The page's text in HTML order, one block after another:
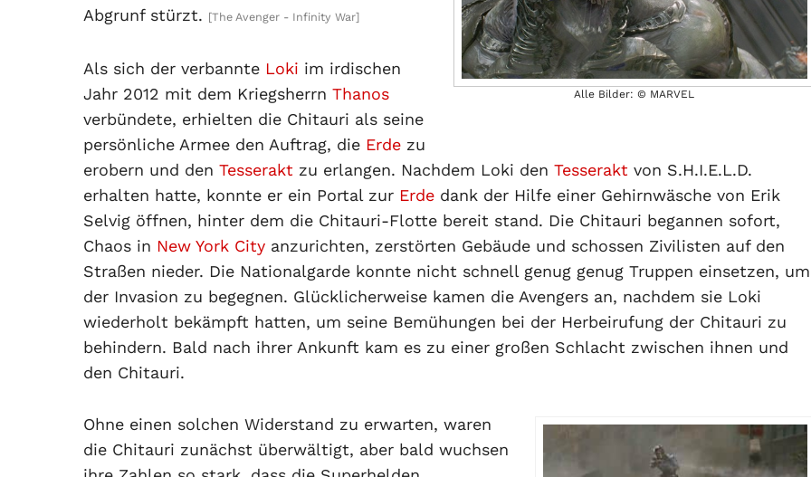
Alle Bilder: © MARVEL
Abgrunf stürzt. [The Avenger - Infinity War]
Als sich der verbannte Loki im irdischen
Jahr 2012 mit dem Kriegsherrn Thanos
verbündete, erhielten die Chitauri als seine
persönliche Armee den Auftrag, die Erde zu
erobern und den Tesserakt zu erlangen. Nachdem Loki den Tesserakt von S.H.I.E.L.D.
erhalten hatte, konnte er ein Portal zur Erde dank der Hilfe einer Gehirnwäsche von Erik
Selvig öffnen, hinter dem die Chitauri-Flotte bereit stand. Die Chitauri begannen sofort,
Chaos in New York City anzurichten, zerstörten Gebäude und schossen Zivilisten auf den
Straßen nieder. Die Nationalgarde konnte nicht schnell genug genug Truppen einsetzen, um
der Invasion zu begegnen. Glücklicherweise kamen die Avengers an, nachdem sie Loki
wiederholt bekämpft hatten, um seine Bemühungen bei der Herbeirufung der Chitauri zu
behindern. Bald nach ihrer Ankunft kam es zu einer großen Schlacht zwischen ihnen und
den Chitauri.
Ohne einen solchen Widerstand zu erwarten, waren
die Chitauri zunächst überwältigt, aber bald wuchsen